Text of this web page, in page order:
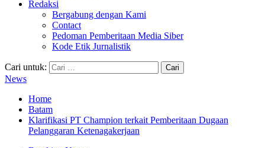
Redaksi
Bergabung dengan Kami
Contact
Pedoman Pemberitaan Media Siber
Kode Etik Jurnalistik
Cari untuk:
News
Home
Batam
Klarifikasi PT Champion terkait Pemberitaan Dugaan
Pelanggaran Ketenagakerjaan